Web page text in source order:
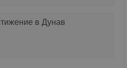
в Дунав